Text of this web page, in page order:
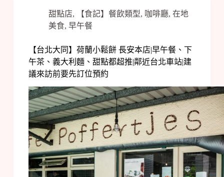
甜點店, 【食記】餐飲類型, 咖啡廳, 在地
美食, 早午餐
【台北大同】荷蘭小鬆餅 長安本店|早午餐、下
午茶、義大利麵、甜點都超推|鄰近台北車站|建
議來訪前要先訂位預約